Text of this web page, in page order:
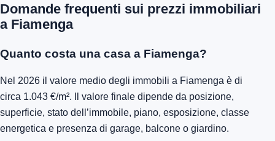
Domande frequenti sui prezzi immobiliari
a Fiamenga
Quanto costa una casa a Fiamenga?
Nel 2026 il valore medio degli immobili a Fiamenga è di
circa 1.043 €/m². Il valore finale dipende da posizione,
superficie, stato dell’immobile, piano, esposizione, classe
energetica e presenza di garage, balcone o giardino.